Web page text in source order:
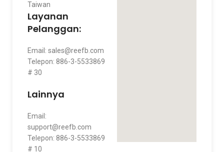
Taiwan
Layanan
Pelanggan:
Email: sales@reefb.com
Telepon: 886-3-5533869
# 30
Lainnya
Email:
support@reefb.com
Telepon: 886-3-5533869
# 10